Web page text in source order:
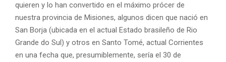
quieren y lo han convertido en el máximo prócer de
nuestra provincia de Misiones, algunos dicen que nació en
San Borja (ubicada en el actual Estado brasileño de Rio
Grande do Sul) y otros en Santo Tomé, actual Corrientes
en una fecha que, presumiblemente, sería el 30 de